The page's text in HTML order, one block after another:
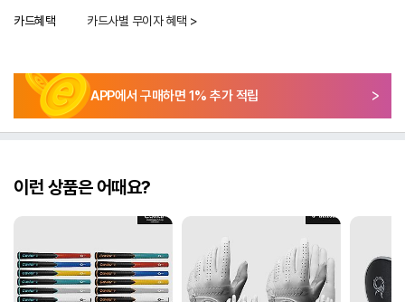
카드혜택 카드사별 무이자 혜택 >
APP에서 구매하면 1% 추가 적립
이런 상품은 어때요?